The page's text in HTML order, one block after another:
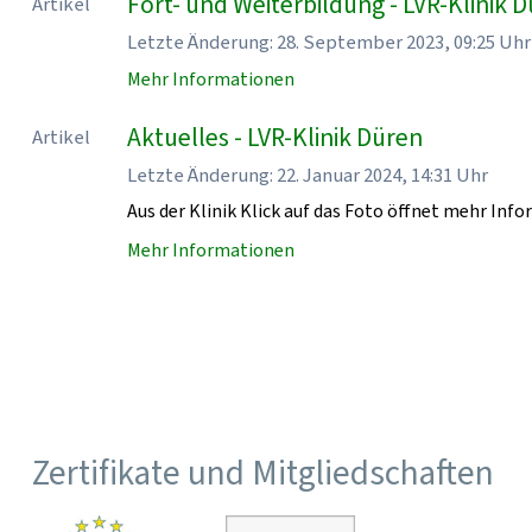
Letzte Änderung: 28. September 2023, 09:25 Uhr
Mehr Informationen
Artikel Aktuelles - LVR-Klinik Düren
Letzte Änderung: 22. Januar 2024, 14:31 Uhr
Aus der Klinik Klick auf das Foto öffnet mehr
Mehr Informationen
Zertifikate und Mitgliedschaften